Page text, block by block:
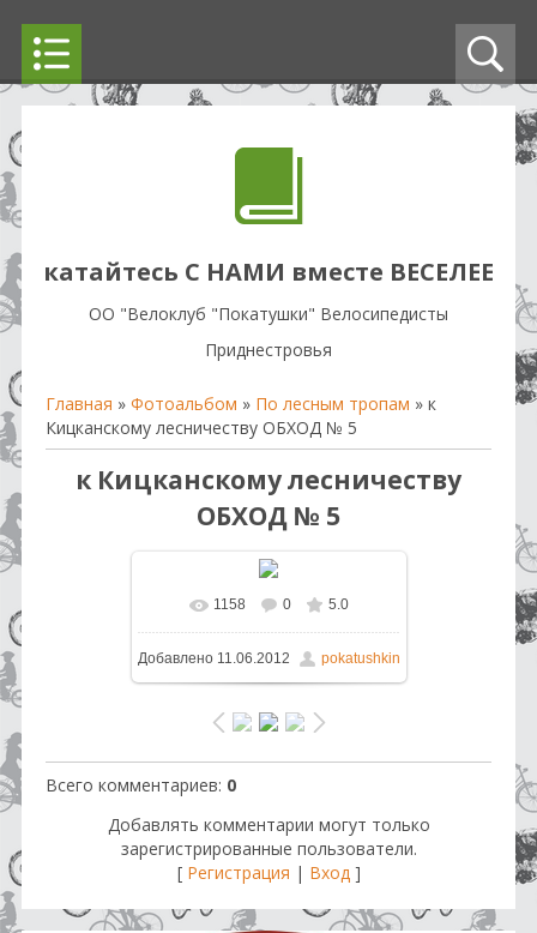
катайтесь С НАМИ вместе ВЕСЕЛЕЕ
OO "Велоклуб "Покатушки" Велосипедисты
Приднестровья
Главная » Фотоальбом » По лесным тропам » к
Кицканскому лесничеству ОБХОД № 5
к Кицканскому лесничеству
ОБХОД № 5
В реальном размере 640x481
150.3Kb
1158 0 5.0
Добавлено11.06.2012 pokatushkin
Всего комментариев: 0
Добавлять комментарии могут только
зарегистрированные пользователи.
[ Регистрация | Вход]